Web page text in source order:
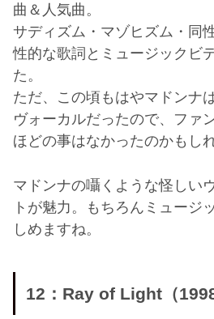
曲＆人気曲。
サディズム・マゾヒズム・同
性的な歌詞とミュージックビ
た。
ただ、この頃もはやマドンナ
ヴォーカルだったので、ファ
ほどの事はなかったのかもし
マドンナの囁くような怪しい
トが魅力。もちろんミュージ
しめますね。
12：Ray of Light（1998